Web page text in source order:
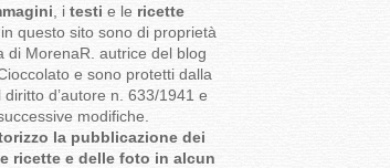
, i testi e le ricette
questo sito sono di proprietà
di MorenaR. autrice del blog
e sono protetti dalla
diritto d’autore n. 633/1941 e
modifiche.
la pubblicazione dei
ricette e delle foto in alcun